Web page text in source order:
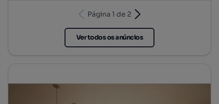
Página 1 de 2
Ver todos os anúncios